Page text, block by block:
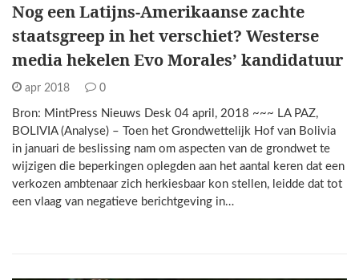
Nog een Latijns-Amerikaanse zachte
staatsgreep in het verschiet? Westerse
media hekelen Evo Morales’ kandidatuur
apr 2018 0
Bron: MintPress Nieuws Desk 04 april, 2018 ~~~ LA PAZ,
BOLIVIA (Analyse) – Toen het Grondwettelijk Hof van Bolivia
in januari de beslissing nam om aspecten van de grondwet te
wijzigen die beperkingen oplegden aan het aantal keren dat een
verkozen ambtenaar zich herkiesbaar kon stellen, leidde dat tot
een vlaag van negatieve berichtgeving in…